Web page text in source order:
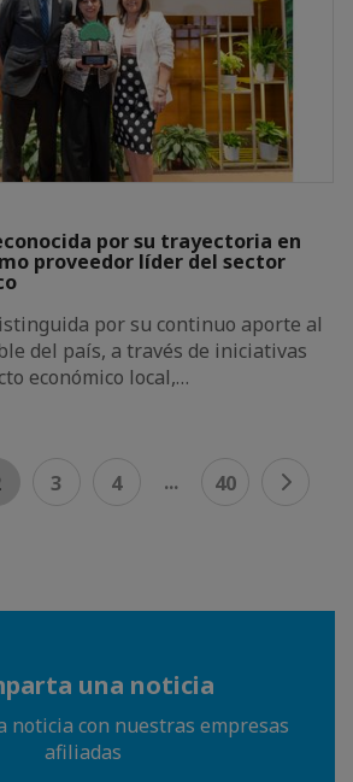
por su trayectoria en
proveedor líder del sector
por su continuo aporte al
del país, a través de iniciativas
económico local,…
3 4 ... 40
una noticia
noticia con nuestras empresas
afiliadas